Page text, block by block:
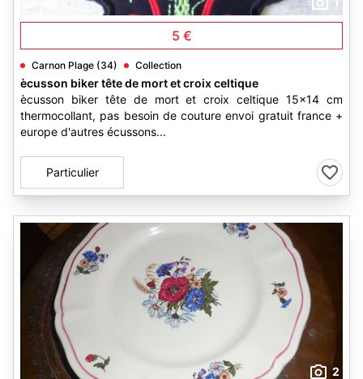
5 €
Carnon Plage (34) Collection
ècusson biker tête de mort et croix celtique
ècusson biker tête de mort et croix celtique 15x14 cm
thermocollant, pas besoin de couture envoi gratuit france +
europe d'autres écussons...
Particulier
2